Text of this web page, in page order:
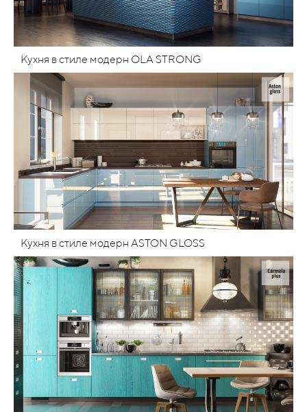
Кухня в стиле модерн OLA STRONG
Кухня в стиле модерн ASTON GLOSS